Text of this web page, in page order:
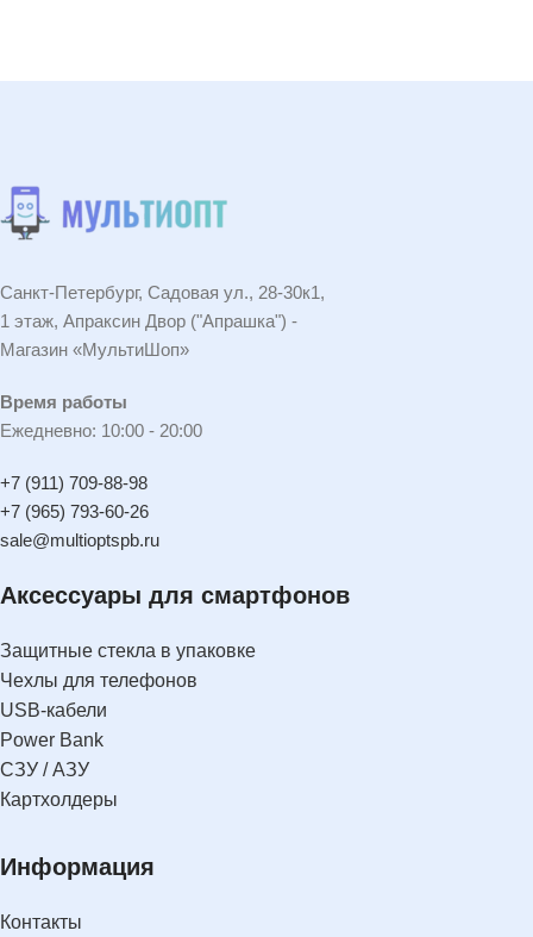
Санкт-Петербург, Садовая ул., 28-30к1,
1 этаж, Апраксин Двор ("Апрашка") -
Магазин «МультиШоп»
Время работы
Ежедневно: 10:00 - 20:00
+7 (911) 709-88-98
+7 (965) 793-60-26
sale@multioptspb.ru
Аксессуары для смартфонов
Защитные стекла в упаковке
Чехлы для телефонов
USB-кабели
Power Bank
СЗУ / АЗУ
Картхолдеры
Информация
Контакты